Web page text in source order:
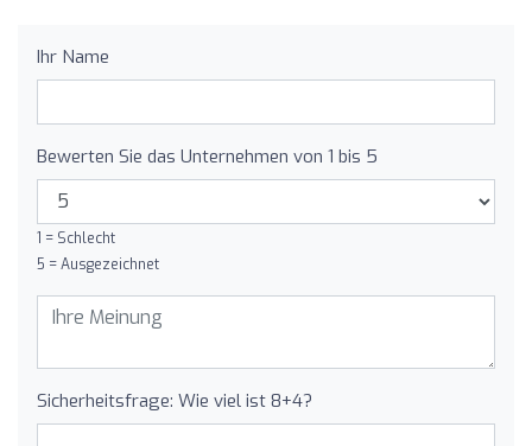
Ihr Name
Bewerten Sie das Unternehmen von 1 bis 5
1 = Schlecht
5 = Ausgezeichnet
Sicherheitsfrage: Wie viel ist 8+4?